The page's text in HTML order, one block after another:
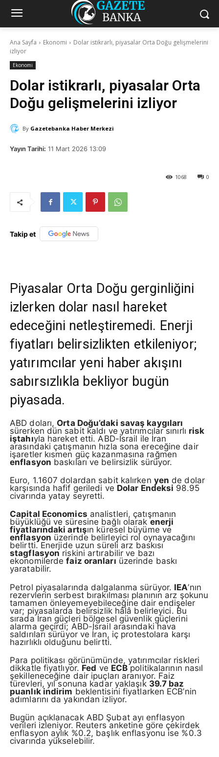
Ana Sayfa Ekonomi
Dolar istikrarlı, piyasalar Orta Doğu gelişmelerini
izliyor
Ekonomi
Dolar istikrarlı, piyasalar Orta
Doğu gelişmelerini izliyor
By Gazetebanka Haber Merkezi
Yayın Tarihi: 11 Mart 2026 13:09
0
1068
Takip et
Piyasalar Orta Doğu gerginliğini
izlerken dolar nasıl hareket
edeceğini netleştiremedi. Enerji
fiyatları belirsizlikten etkileniyor;
yatırımcılar yeni haber akışını
sabırsızlıkla bekliyor bugün
piyasada.
ABD doları, Orta Doğu’daki savaş kaygıları
sürerken dün sabit kaldı ve yatırımcılar sınırlı risk
iştahıyla hareket etti. ABD-İsrail ile İran
arasındaki çatışmanın hızla sona ereceğine dair
işaretler kısmen güç kazanmasına rağmen
enflasyon baskıları ve belirsizlik sürüyor.
Euro, 1.1607 dolardan sabit kalırken yen de dolar
karşısında hafif geriledi ve Dolar Endeksi 98.95
civarında yatay seyretti.
Capital Economics analistleri, çatışmanın
büyüklüğü ve süresine bağlı olarakenerji
fiyatlarındaki artışın küresel büyüme ve
enflasyon üzerinde belirleyici rol oynayacağını
belirtti. Enerjide uzun süreli arz baskısı
stagflasyon riskini artırabilir ve bazı
ekonomilerdefaiz oranları üzerinde baskı
yaratabilir.
Petrol piyasalarında dalgalanma sürüyor. IEA’nın
rezervlerin serbest bırakılması planının arz şokunu
tamamen önleyemeyebileceğine dair endişeler
var; piyasalarda belirsizlik hâlâ belirleyici. Bu
sırada İran güçleri bölgesel güvenlik güçlerini
alarma geçirdi; ABD-İsrail arasındaki hava
saldırıları sürüyor ve İran, iç protestolara karşı
hazırlıklı olduğunu belirtti.
Para politikası görünümünde, yatırımcılar riskleri
dikkatle fiyatlıyor. Fed ve ECBpolitikalarının nasıl
şekilleneceğine dair ipuçları aranıyor. Faiz
türevleri, yıl sonuna kadar yaklaşık 39.7 baz
puanlık indirim beklentisini fiyatlarken ECB’nin
adımlarını da yakından izliyor.
Bugün açıklanacak ABD Şubat ayı enflasyon
verileri izleniyor. Reuters anketine göre çekirdek
enflasyon aylık %0.2, başlık enflasyonu ise %0.3
civarında yükselebilir.